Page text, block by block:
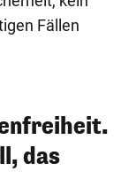
Fällen
das